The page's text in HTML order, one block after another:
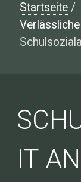
Startseite /
IT